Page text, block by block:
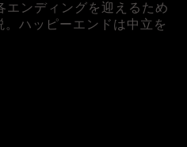
エンディングを迎えるため
ハッピーエンドは中立を